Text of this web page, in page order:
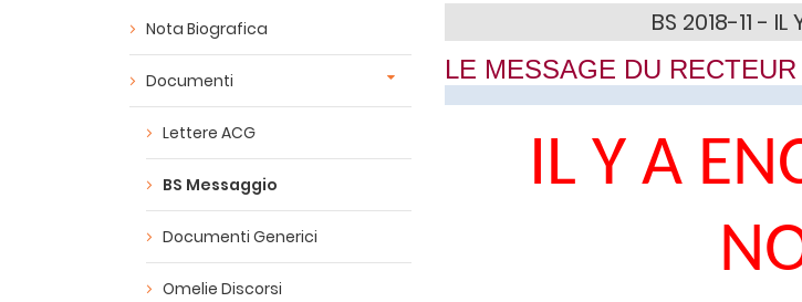
Nota Biografica
Documenti
Lettere ACG
BS Messaggio
Documenti Generici
Omelie Discorsi
BS 2018-11 - IL
LE MESSAGE DU
IL Y A